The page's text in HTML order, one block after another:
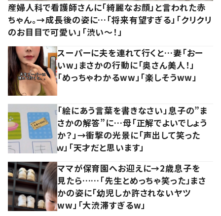
産婦人科で看護師さんに「綺麗なお顔」と言われた赤
ちゃん。→成長後の姿に…「将来有望すぎる」「クリクリ
のお目目で可愛い」「渋い～！」
スーパーに夫を連れて行くと…妻「おー
いw」まさかの行動に「奥さん美人！」
「めっちゃわかるww」「楽しそうww」
「絵にあう言葉を書きなさい」息子の”ま
さかの解答”に…母「正解でよいでしょう
か？」→衝撃の光景に「声出して笑った
ｗ」「天才だと思います」
ママが保育園へお迎えに→2歳息子を
見たら……「先生とめっちゃ笑った」まさ
かの姿に「幼児しか許されないヤツ
ww」「大渋滞すぎるw」